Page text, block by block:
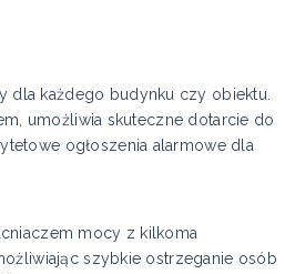
dla każdego budynku czy obiektu.
umożliwia skuteczne dotarcie do
ogłoszenia alarmowe dla
mocy z kilkoma
szybkie ostrzeganie osób